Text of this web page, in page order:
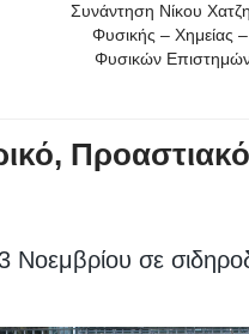
Συνάντηση Νίκου
Φυσικής – Χημείας
Φυσικών
Νοεμβρίου σε